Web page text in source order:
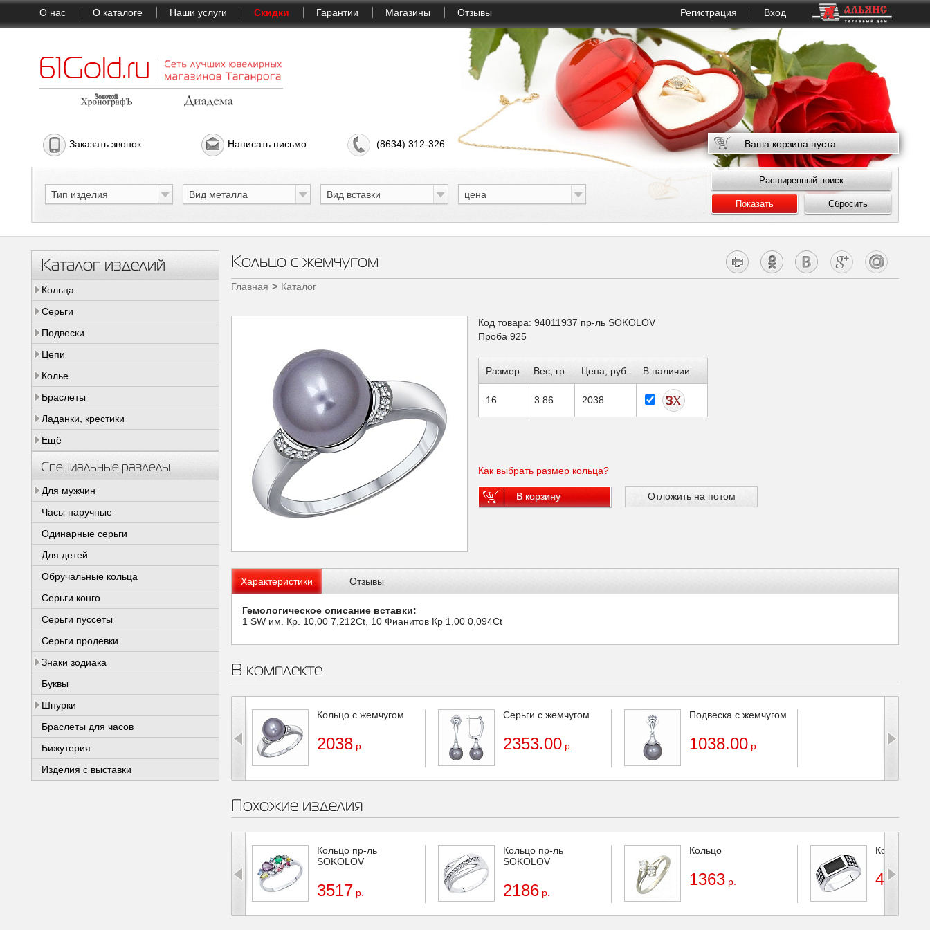
О нас О каталоге Наши услуги Скидки Гарантии Магазины Отзывы Регистрация Вход
Заказать звонок Написать письмо (8634) 312-326 Ваша корзина пуста
Тип изделия Вид металла Вид вставки цена
Расширенный поиск
Показать Сбросить
Каталог изделий
Кольца
Серьги
Подвески
Цепи
Колье
Браслеты
Ладанки, крестики
Ещё
Специальные разделы
Для мужчин
Часы наручные
Одинарные серьги
Для детей
Обручальные кольца
Серьги конго
Серьги пуссеты
Серьги продевки
Знаки зодиака
Буквы
Шнурки
Браслеты для часов
Бижутерия
Изделия с выставки
Кольцо с жемчугом
Главная Каталог
Код товара: 94011937 пр-ль SOKOLOV
Проба 925
Размер Вес, гр. Цена, руб. В наличии
16 3.86 2038
Как выбрать размер кольца?
В корзину Отложить на потом
Характеристики Отзывы
Гемологическое описание вставки:
1 SW им. Кр. 10,00 7,212Ct, 10 Фианитов Кр 1,00 0,094Ct
В комплекте
Кольцо с жемчугом
2038 р.
Серьги с жемчугом
2353.00 р.
Подвеска с жемчугом
1038.00 р.
Похожие изделия
Кольцо пр-ль
SOKOLOV
3517 р.
Кольцо пр-ль
SOKOLOV
2186 р.
Кольцо
1363 р.
Кольцо
4123